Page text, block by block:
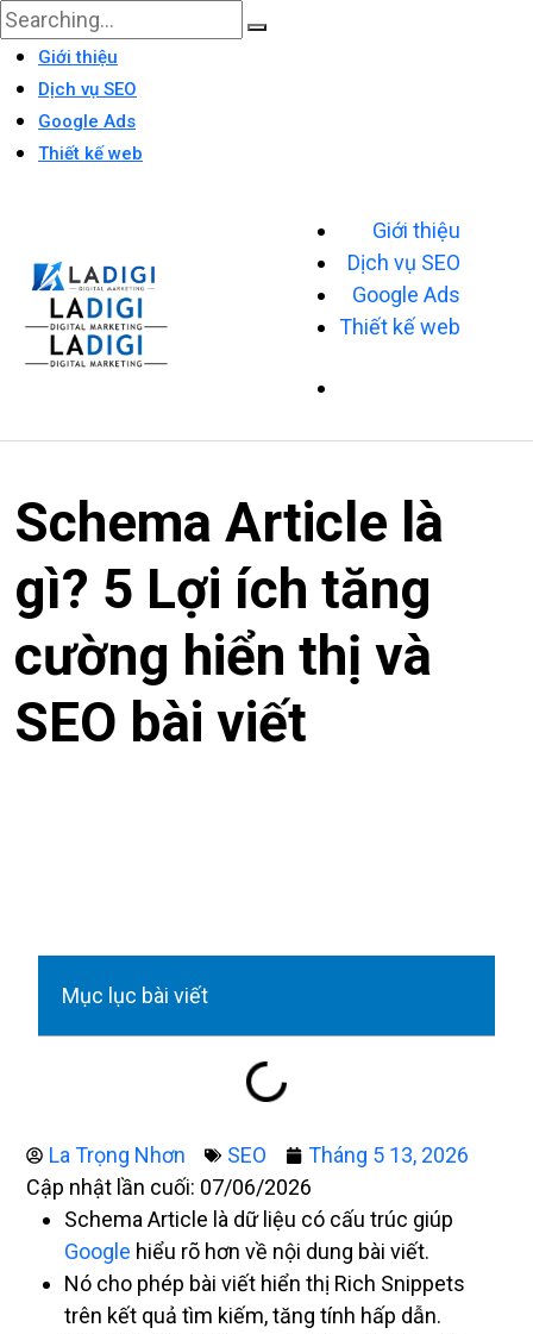
Giới thiệu
Dịch vụ SEO
Google Ads
Thiết kế web
Giới thiệu
Dịch vụ SEO
Google Ads
Thiết kế web
Schema Article là
gì? 5 Lợi ích tăng
cường hiển thị và
SEO bài viết
Mục lục bài viết
La Trọng Nhơn SEO
Tháng 5 13, 2026
Cập nhật lần cuối: 07/06/2026
Schema Article là dữ liệu có cấu trúc giúp
Google hiểu rõ hơn về nội dung bài viết.
Nó cho phép bài viết hiển thị Rich Snippets
trên kết quả tìm kiếm, tăng tính hấp dẫn.